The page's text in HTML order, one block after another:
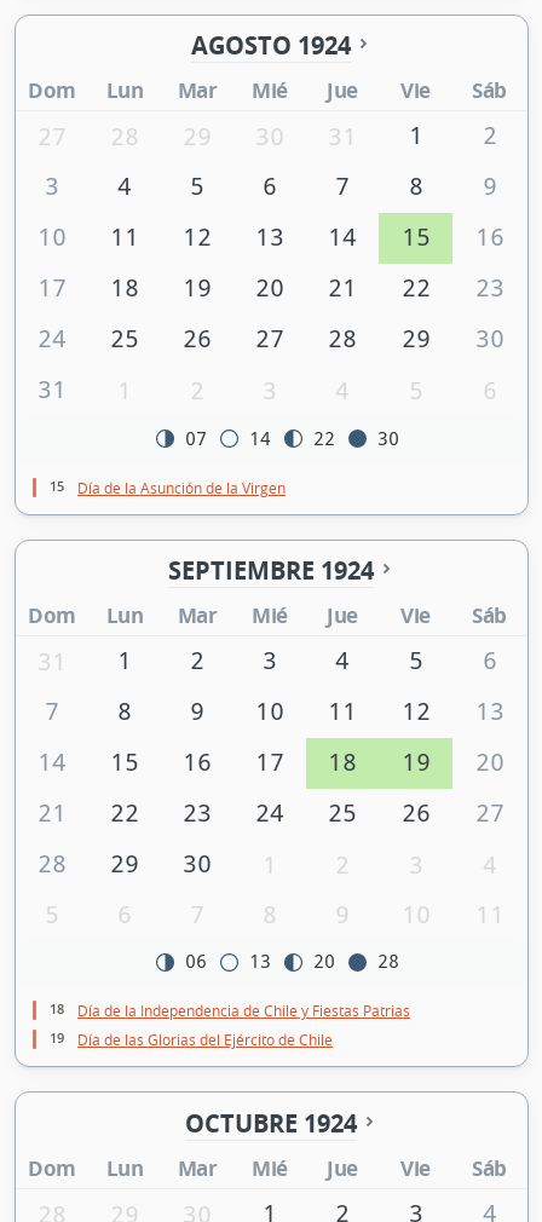
AGOSTO 1924
Dom Lun Mar Mié Jue Vie Sáb
27 28 29 30 31 1
2
3
4 5 6 7 8
9
10
11 12 13 14 15
16
17
18 19 20 21 22
23
24
25 26 27 28 29
30
31
1 2 3 4 5 6
07 14 22 30
15 Día de la Asunción de la Virgen
SEPTIEMBRE 1924
Dom Lun Mar Mié Jue Vie Sáb
31 1 2 3 4 5
6
7
8 9 10 11 12
13
14
15 16 17 18 19
20
21
22 23 24 25 26
27
28
29 30 1 2 3
4
5
6 7 8 9 10 11
06 13 20 28
18 Día de la Independencia de Chile y Fiestas Patrias
19 Día de las Glorias del Ejército de Chile
OCTUBRE 1924
Dom Lun Mar Mié Jue Vie Sáb
28 29 30 1 2 3
4